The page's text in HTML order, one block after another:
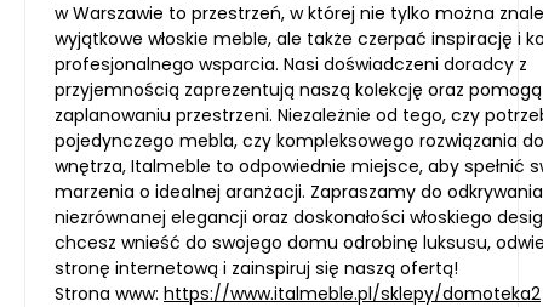
w Warszawie to przestrzeń, w której nie tylko można
wyjątkowe włoskie meble, ale także czerpać inspirację i
profesjonalnego wsparcia. Nasi doświadczeni doradcy z
przyjemnością zaprezentują naszą kolekcję oraz
zaplanowaniu przestrzeni. Niezależnie od tego, czy
pojedynczego mebla, czy kompleksowego rozwiązania
wnętrza, Italmeble to odpowiednie miejsce, aby spełnić
marzenia o idealnej aranżacji. Zapraszamy do odkrywania
niezrównanej elegancji oraz doskonałości włoskiego
chcesz wnieść do swojego domu odrobinę luksusu,
stronę internetową i zainspiruj się naszą ofertą!
Strona www: https://www.italmeble.pl/sklepy/domoteka2